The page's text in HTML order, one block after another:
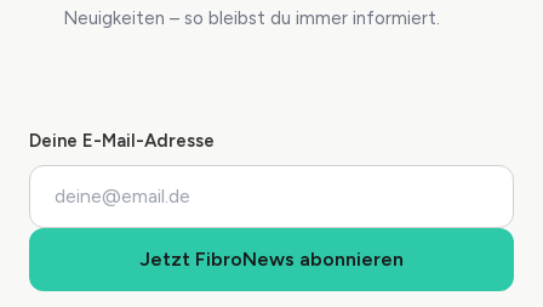
Neuigkeiten – so bleibst du immer informiert.
Deine E-Mail-Adresse
Jetzt FibroNews abonnieren